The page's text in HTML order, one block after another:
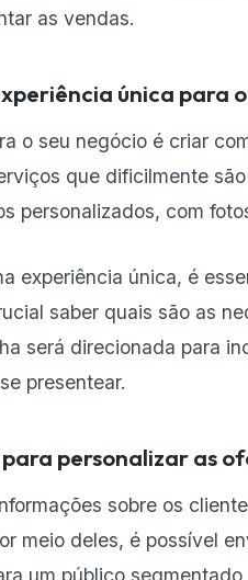
as vendas.
única para
o seu negócio é criar
que dificilmente
personalizados, com
experiência única, é
saber quais são as
será direcionada para
presentear.
para personalizar as
sobre os
meio deles, é possível
um público segmentado.